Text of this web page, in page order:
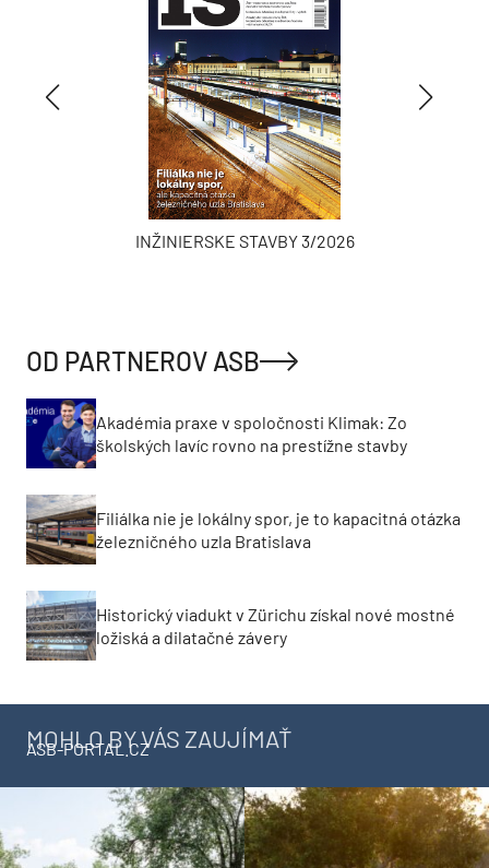
INŽINIERSKE STAVBY 3/2026
OD PARTNEROV ASB
Akadémia praxe v spoločnosti Klimak: Zo
školských lavíc rovno na prestížne stavby
Filiálka nie je lokálny spor, je to kapacitná otázka
železničného uzla Bratislava
Historický viadukt v Zürichu získal nové mostné
ložiská a dilatačné závery
MOHLO BY VÁS ZAUJÍMAŤ
ASB-PORTAL.CZ